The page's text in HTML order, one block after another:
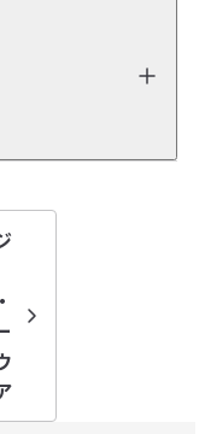
ことで、ふんわりと
開襟のままでも、上
です。配色のパイピ
す。
ます。首元のボタ